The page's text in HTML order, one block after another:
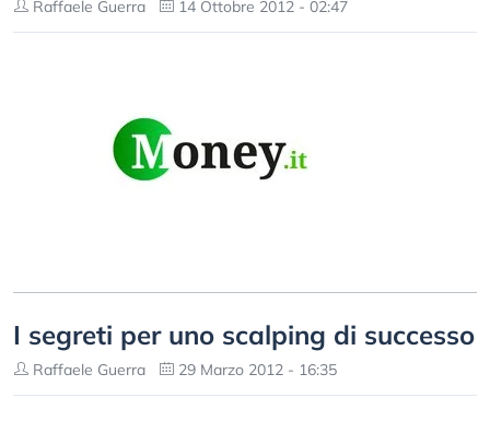
Raffaele Guerra 14 Ottobre 2012 - 02:47
I segreti per uno scalping di successo
Raffaele Guerra 29 Marzo 2012 - 16:35